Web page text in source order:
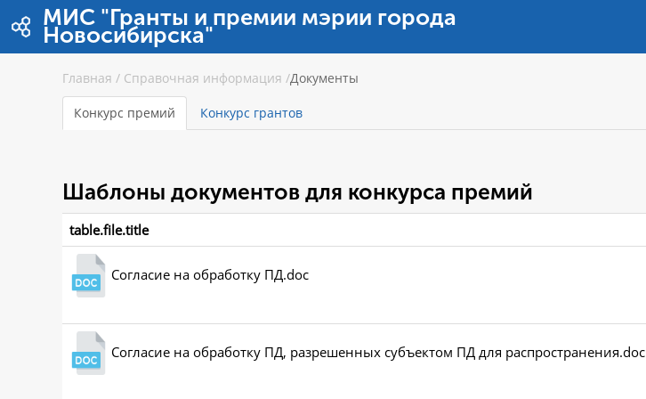
Ugrás a tartalomhoz
МИС "Гранты и премии мэрии города
Новосибирска"
Главная / Справочная информация /Документы
Конкурс премий Конкурс грантов
Шаблоны документов для конкурса премий
table.file.title
Согласие на обработку ПД.doc
Согласие на обработку ПД, разрешенных субъектом ПД для распространения.doc